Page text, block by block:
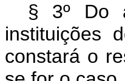
§ 3º Do
instituições
constará o